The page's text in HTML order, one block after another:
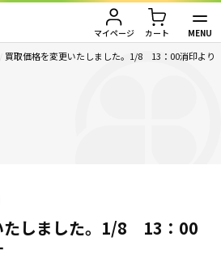
マイページ カート MENU
買取価格を変更いたしました。1/8 13：00消印より
たしました。1/8 13：00